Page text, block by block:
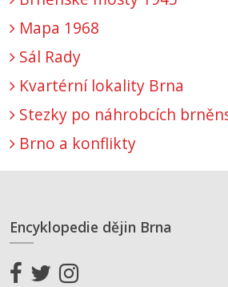
Mapa 1968
Sál Rady
Kvartérní lokality Brna
Stezky po náhrobcích
Brno a konflikty
Encyklopedie dějin Brna